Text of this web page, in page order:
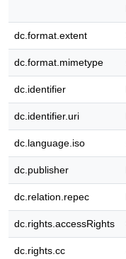
dc.format.extent
dc.format.mimetype
dc.identifier
dc.identifier.uri
dc.language.iso
dc.publisher
dc.relation.repec
dc.rights.accessRights
dc.rights.cc